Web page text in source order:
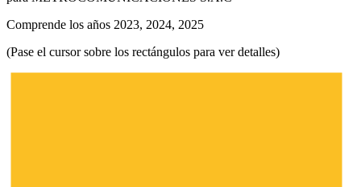
Comprende los años 2023, 2024, 2025
(Pase el cursor sobre los rectángulos para ver detalles)